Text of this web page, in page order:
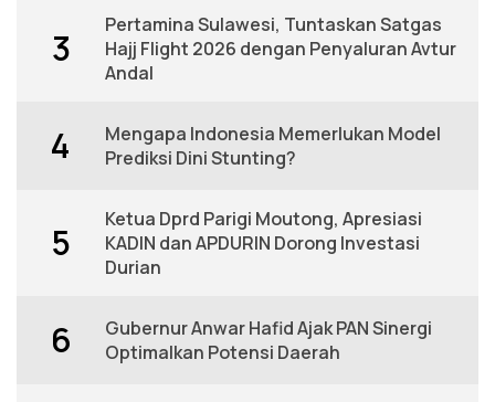
3
Pertamina Sulawesi, Tuntaskan Satgas
Hajj Flight 2026 dengan Penyaluran Avtur
Andal
4
Mengapa Indonesia Memerlukan Model
Prediksi Dini Stunting?
5
Ketua Dprd Parigi Moutong, Apresiasi
KADIN dan APDURIN Dorong Investasi
Durian
6
Gubernur Anwar Hafid Ajak PAN Sinergi
Optimalkan Potensi Daerah